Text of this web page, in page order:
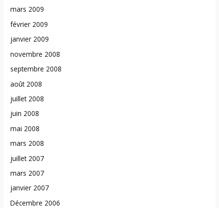
mars 2009
février 2009
janvier 2009
novembre 2008
septembre 2008
août 2008
juillet 2008
juin 2008
mai 2008
mars 2008
juillet 2007
mars 2007
janvier 2007
Décembre 2006